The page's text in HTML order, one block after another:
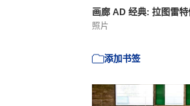
画廊 AD 经典: 拉图雷
照片
添加书签